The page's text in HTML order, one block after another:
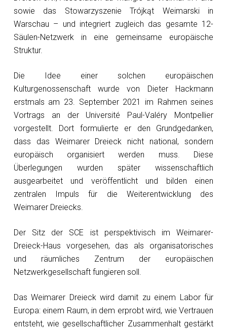
sowie das Stowarzyszenie Trójkąt Weimarski in
Warschau – und integriert zugleich das gesamte 12-
Säulen-Netzwerk in eine gemeinsame europäische
Struktur.
Die Idee einer solchen europäischen
Kulturgenossenschaft wurde von Dieter Hackmann
erstmals am 23. September 2021 im Rahmen seines
Vortrags an der Université Paul-Valéry Montpellier
vorgestellt. Dort formulierte er den Grundgedanken,
dass das Weimarer Dreieck nicht national, sondern
europäisch organisiert werden muss. Diese
Überlegungen wurden später wissenschaftlich
ausgearbeitet und veröffentlicht und bilden einen
zentralen Impuls für die Weiterentwicklung des
Weimarer Dreiecks.
Der Sitz der SCE ist perspektivisch im Weimarer-
Dreieck-Haus vorgesehen, das als organisatorisches
und räumliches Zentrum der europäischen
Netzwerkgesellschaft fungieren soll.
Das Weimarer Dreieck wird damit zu einem Labor für
Europa: einem Raum, in dem erprobt wird, wie Vertrauen
entsteht, wie gesellschaftlicher Zusammenhalt gestärkt